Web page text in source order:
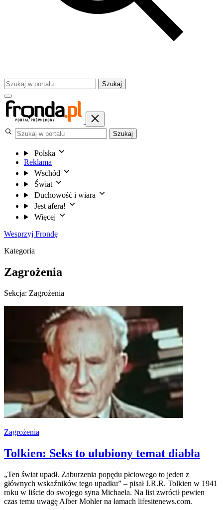
Szukaj
Szukaj
Polska
Reklama
Wschód
Świat
Duchowość i wiara
Jest afera!
Więcej
Wesprzyj Frondę
Kategoria
Zagrożenia
Sekcja: Zagrożenia
Zagrożenia
Tolkien: Seks to ulubiony temat diabła
„Ten świat upadł. Zaburzenia popędu płciowego to jeden z
głównych wskaźników tego upadku” – pisał J.R.R. Tolkien w 1941
roku w liście do swojego syna Michaela. Na list zwrócił pewien
czas temu uwagę Alber Mohler na łamach lifesitenews.com.